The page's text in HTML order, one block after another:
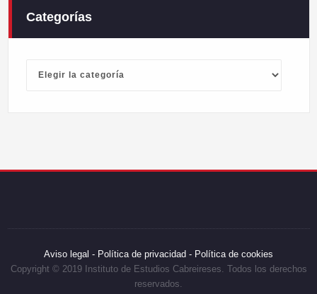
Categorías
Aviso legal - Política de privacidad - Política de cookies
Copyright © 2019 Instituto de Estudios Cabreireses. Todos los derechos
reservados.